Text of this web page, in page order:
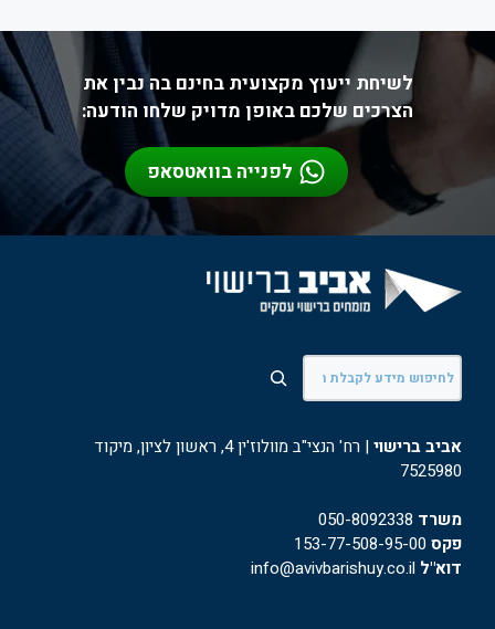
לשיחת ייעוץ מקצועית בחינם בה נבין את
הצרכים שלכם באופן מדויק שלחו הודעה:
לפנייה בוואטסאפ
חיפוש
אביב ברישוי
| רח' הנצי"ב מוולוז'ין 4, ראשון לציון, מיקוד
7525980
משרד 050-8092338
פקס
דוא"ל